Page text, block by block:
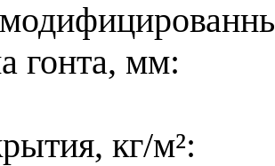
гонта, мм:
кг/м²: